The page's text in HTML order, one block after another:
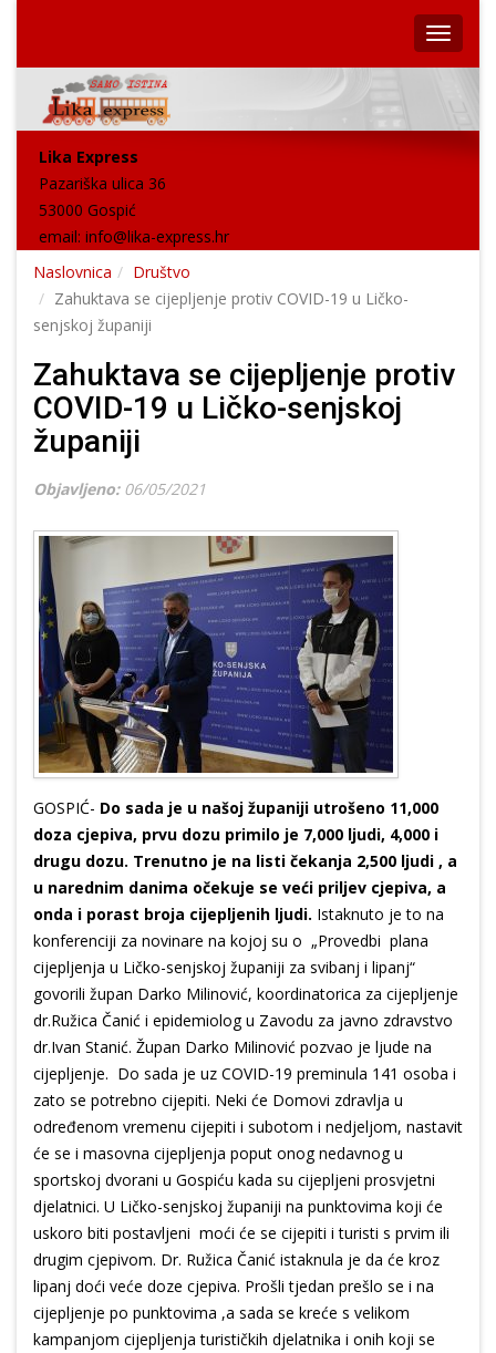
Lika Express
Pazariška ulica 36
53000 Gospić
email: info@lika-express.hr
Naslovnica
Društvo
Zahuktava se cijepljenje protiv COVID-19 u Ličko-
senjskoj županiji
Zahuktava se cijepljenje protiv
COVID-19 u Ličko-senjskoj
županiji
Objavljeno: 06/05/2021
GOSPIĆ- Do sada je u našoj županiji utrošeno 11,000
doza cjepiva, prvu dozu primilo je 7,000 ljudi, 4,000 i
drugu dozu. Trenutno je na listi čekanja 2,500 ljudi , a
u narednim danima očekuje se veći priljev cjepiva, a
onda i porast broja cijepljenih ljudi. Istaknuto je to na
konferenciji za novinare na kojoj su o „Provedbi plana
cijepljenja u Ličko-senjskoj županiji za svibanj i lipanj“
govorili župan Darko Milinović, koordinatorica za cijepljenje
dr.Ružica Čanić i epidemiolog u Zavodu za javno zdravstvo
dr.Ivan Stanić. Župan Darko Milinović pozvao je ljude na
cijepljenje. Do sada je uz COVID-19 preminula 141 osoba i
zato se potrebno cijepiti. Neki će Domovi zdravlja u
određenom vremenu cijepiti i subotom i nedjeljom, nastavit
će se i masovna cijepljenja poput onog nedavnog u
sportskoj dvorani u Gospiću kada su cijepljeni prosvjetni
djelatnici. U Ličko-senjskoj županiji na punktovima koji će
uskoro biti postavljeni moći će se cijepiti i turisti s prvim ili
drugim cjepivom. Dr. Ružica Čanić istaknula je da će kroz
lipanj doći veće doze cjepiva. Prošli tjedan prešlo se i na
cijepljenje po punktovima ,a sada se kreće s velikom
kampanjom cijepljenja turističkih djelatnika i onih koji se